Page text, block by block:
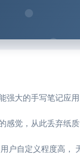
强大的手写笔记应用
感觉，从此丢弃纸质
户自定义程度高，